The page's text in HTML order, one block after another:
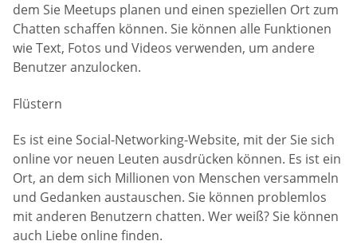
dem Sie Meetups planen und einen speziellen Ort zum
Chatten schaffen können. Sie können alle Funktionen
wie Text, Fotos und Videos verwenden, um andere
Benutzer anzulocken.
Flüstern
Es ist eine Social-Networking-Website, mit der Sie sich
online vor neuen Leuten ausdrücken können. Es ist ein
Ort, an dem sich Millionen von Menschen versammeln
und Gedanken austauschen. Sie können problemlos
mit anderen Benutzern chatten. Wer weiß? Sie können
auch Liebe online finden.